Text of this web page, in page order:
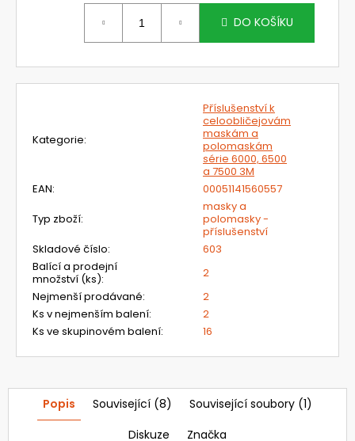
DO KOŠÍKU
Kategorie:
Příslušenství k
celoobličejovám
maskám a
polomaskám
série 6000, 6500
a 7500 3M
EAN:
00051141560557
Typ zboží:
masky a
polomasky -
příslušenství
Skladové číslo:
603
Balící a prodejní
množství (ks):
2
Nejmenší prodávané:
2
Ks v nejmenším balení:
2
Ks ve skupinovém balení: 16
Popis Související (8)
Související soubory (1)
Diskuze
Značka
OBLIČEJOVÝ
S
TEXTILNÍM
SYSTÉMEM
521,28
Původně:
192